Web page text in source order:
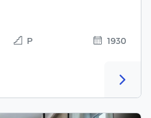
P 1930